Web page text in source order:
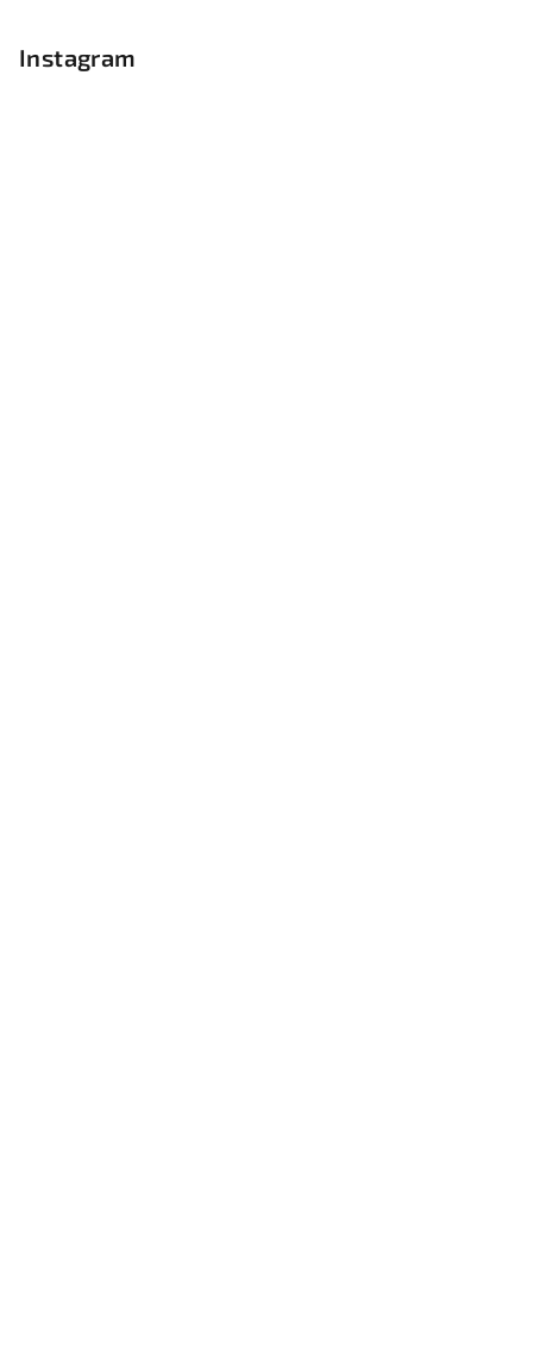
Instagram